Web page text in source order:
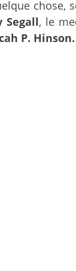
chose,
Segall, le
P. Hinson.